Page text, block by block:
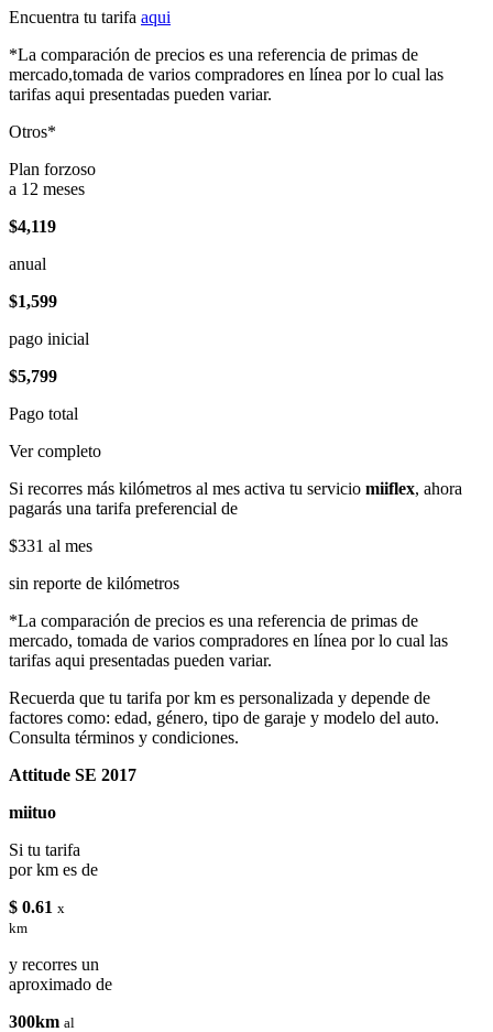
Encuentra tu tarifa aqui
*La comparación de precios es una referencia de primas de
mercado,tomada de varios compradores en línea por lo cual las
tarifas aqui presentadas pueden variar.
Otros*
Plan forzoso
a 12 meses
$4,119
anual
$1,599
pago inicial
$5,799
Pago total
Ver completo
Si recorres más kilómetros al mes activa tu servicio miiflex, ahora
pagarás una tarifa preferencial de
$331 al mes
sin reporte de kilómetros
*La comparación de precios es una referencia de primas de
mercado, tomada de varios compradores en línea por lo cual las
tarifas aqui presentadas pueden variar.
Recuerda que tu tarifa por km es personalizada y depende de
factores como: edad, género, tipo de garaje y modelo del auto.
Consulta términos y condiciones.
Attitude SE 2017
miituo
Si tu tarifa
por km es de
$ 0.61 x
km
y recorres un
aproximado de
300km al